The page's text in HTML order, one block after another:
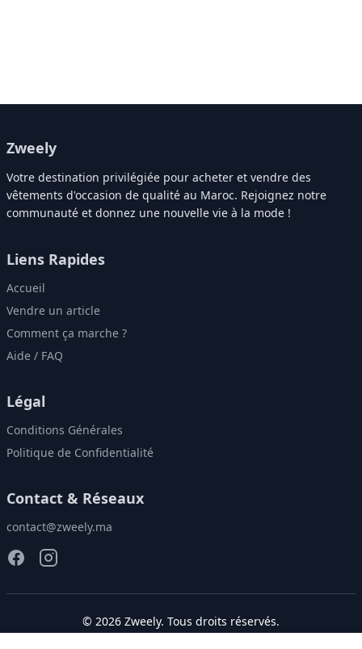
Zweely
Votre destination privilégiée pour acheter et vendre des
vêtements d'occasion de qualité au Maroc. Rejoignez notre
communauté et donnez une nouvelle vie à la mode !
Liens Rapides
Accueil
Vendre un article
Comment ça marche ?
Aide / FAQ
Légal
Conditions Générales
Politique de Confidentialité
Contact & Réseaux
contact@zweely.ma
© 2026 Zweely. Tous droits réservés.